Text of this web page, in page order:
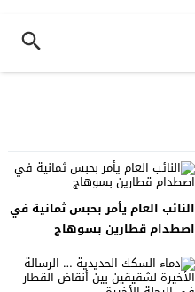
النائب العام يأمر بحبس ثمانية في
اصطدام قطارين بسوهاج